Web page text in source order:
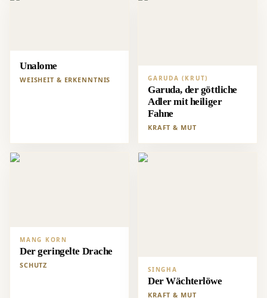
Unalome
WEISHEIT & ERKENNTNIS GARUDA (KRUT)
Garuda, der göttliche
Adler mit heiliger
Fahne
KRAFT & MUT
MANG KORN
Der geringelte Drache
SCHUTZ SINGHA
Der Wächterlöwe
KRAFT & MUT